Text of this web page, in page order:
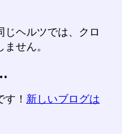
じヘルツでは、クロ
せん。
！ 新しいブログは